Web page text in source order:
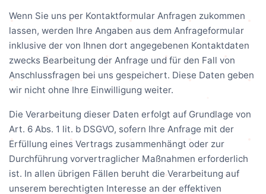
Wenn Sie uns per Kontaktformular Anfragen zukommen
lassen, werden Ihre Angaben aus dem Anfrageformular
inklusive der von Ihnen dort angegebenen Kontaktdaten
zwecks Bearbeitung der Anfrage und für den Fall von
Anschlussfragen bei uns gespeichert. Diese Daten geben
wir nicht ohne Ihre Einwilligung weiter.
Die Verarbeitung dieser Daten erfolgt auf Grundlage von
Art. 6 Abs. 1 lit. b DSGVO, sofern Ihre Anfrage mit der
Erfüllung eines Vertrags zusammenhängt oder zur
Durchführung vorvertraglicher Maßnahmen erforderlich
ist. In allen übrigen Fällen beruht die Verarbeitung auf
unserem berechtigten Interesse an der effektiven